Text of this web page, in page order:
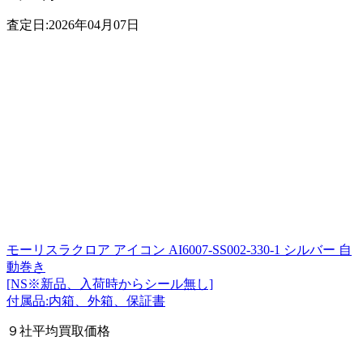
査定日:2026年04月07日
モーリスラクロア アイコン AI6007-SS002-330-1 シルバー 自
動巻き
[NS※新品、入荷時からシール無し]
付属品:内箱、外箱、保証書
９社平均買取価格